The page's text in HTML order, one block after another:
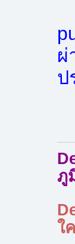
ผ่
ป
ภู
ใ